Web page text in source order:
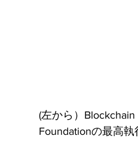
(左から）
Foundationの最高